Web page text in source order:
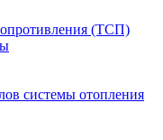
(ТСП)
системы отопления